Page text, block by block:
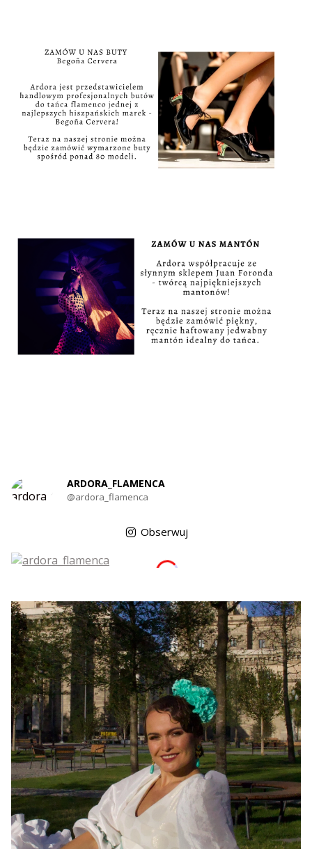
ARDORA_FLAMENCA
@ardora_flamenca
Obserwuj